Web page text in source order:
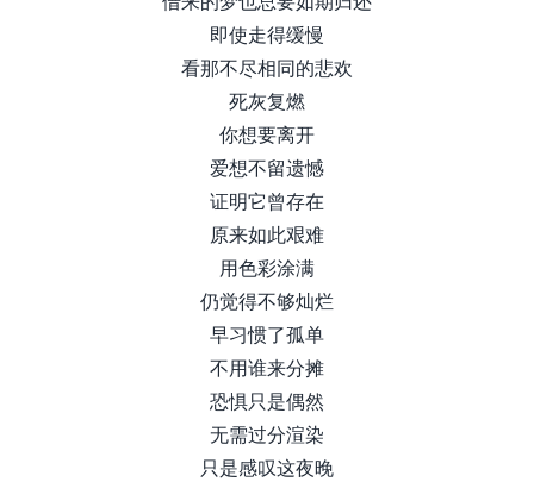
即使走得缓慢
看那不尽相同的悲欢
死灰复燃
你想要离开
爱想不留遗憾
证明它曾存在
原来如此艰难
用色彩涂满
仍觉得不够灿烂
早习惯了孤单
不用谁来分摊
恐惧只是偶然
无需过分渲染
只是感叹这夜晚